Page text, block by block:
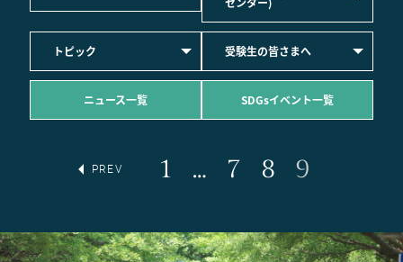
トピック 受験生の皆さまへ
ニュース一覧 SDGsイベント一覧
PREV 1 … 7 8 9